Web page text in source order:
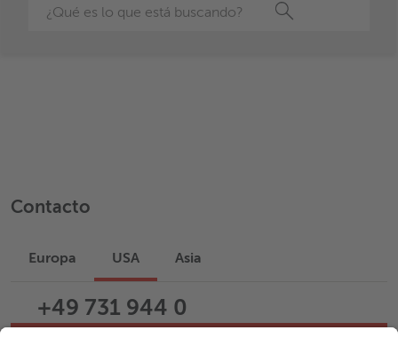
Buscar
Contacto
Europa USA Asia
+49 731 944 0